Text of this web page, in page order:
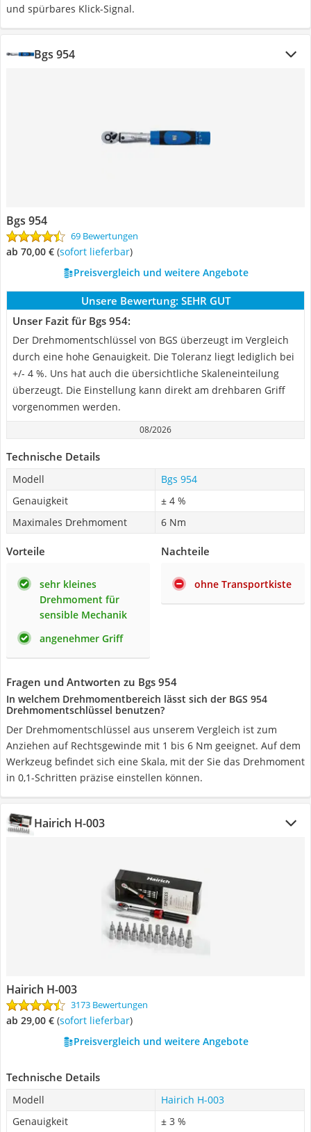
und spürbares Klick-Signal.
Bgs 954
Bgs 954
69 Bewertungen
ab 70,00 € ( Sofort lieferbar)
Preisvergleich und weitere Angebote
Unsere Bewertung: SEHR GUT
Unser Fazit für Bgs 954:
Der Drehmomentschlüssel von BGS überzeugt im Vergleich
durch eine hohe Genauigkeit. Die Toleranz liegt lediglich bei
+/- 4 %. Uns hat auch die übersichtliche Skaleneinteilung
überzeugt. Die Einstellung kann direkt am drehbaren Griff
vorgenommen werden.
08/2026
Technische Details
Modell
Bgs 954
Genauigkeit
± 4 %
Maximales Drehmoment
6 Nm
Vorteile
sehr kleines
Drehmoment für
sensible Mechanik
angenehmer Griff
Nachteile
ohne Transportkiste
Fragen und Antworten zu Bgs 954
In welchem Drehmomentbereich lässt sich der BGS 954
Drehmomentschlüssel benutzen?
Der Drehmomentschlüssel aus unserem Vergleich ist zum
Anziehen auf Rechtsgewinde mit 1 bis 6 Nm geeignet. Auf dem
Werkzeug befindet sich eine Skala, mit der Sie das Drehmoment
in 0,1-Schritten präzise einstellen können.
Hairich H-003
Hairich H-003
3173 Bewertungen
ab 29,00 € ( Sofort lieferbar)
Preisvergleich und weitere Angebote
Technische Details
Modell
Hairich H-003
Genauigkeit
± 3 %